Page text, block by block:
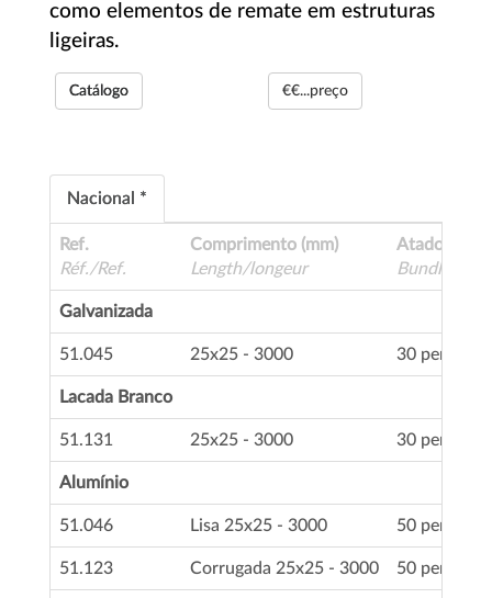
como elementos de remate em estruturas
ligeiras.
Catálogo €€...preço
Nacional *
Ref.
Réf./Ref.
Comprimento (mm)
Length/longeur
Atado
Bundle/
Galvanizada
51.045 25x25 - 3000 30 perfis
Lacada Branco
51.131 25x25 - 3000 30 perfis
Alumínio
51.046 Lisa 25x25 - 3000 50 perfis
51.123 Corrugada 25x25 - 3000 50 perfis